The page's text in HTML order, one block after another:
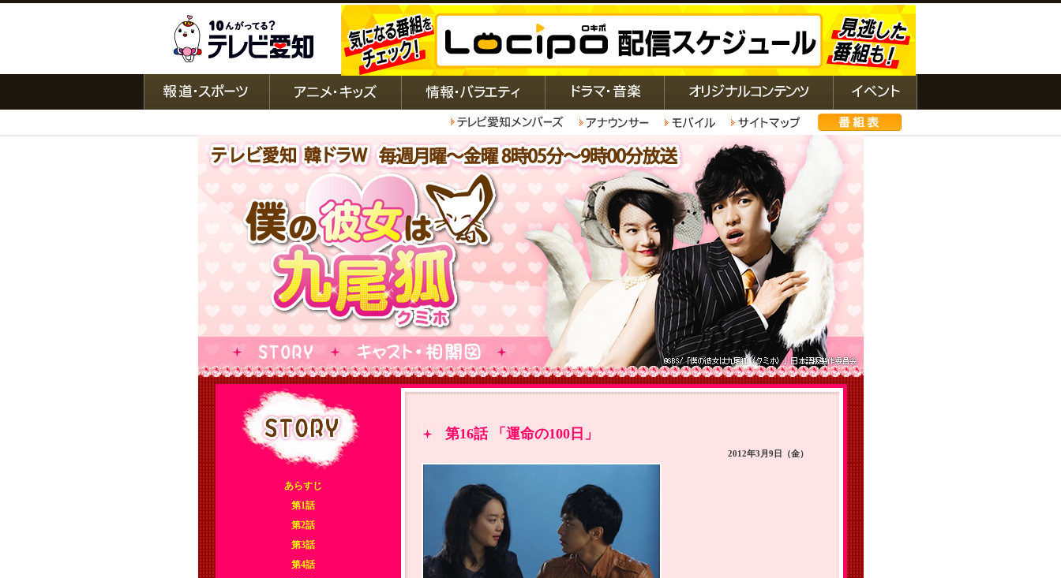
第16話 「運命の100日」
2012年3月9日（金）
あらすじ
第1話
第2話
第3話
第4話